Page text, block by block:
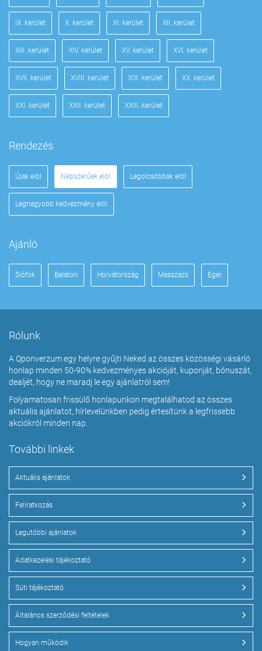
IX. kerület X. kerület XI. kerület XII. kerület
XIII. kerület XIV. kerület XV. kerület XVI. kerület
XVII. kerület XVIII. kerület XIX. kerület XX. kerület
XXI. kerület XXII. kerület XXIII. kerület
Rendezés
Újak elöl Népszerűek elöl Legolcsóbbak elöl
Legnagyobb kedvezmény elöl
Ajánló
Siófok Balaton Horvátország Masszázs Eger
Rólunk
A Qponverzum egy helyre gyűjti Neked az összes közösségi vásárló
honlap minden 50-90% kedvezményes akcióját, kuponját, bónuszát,
dealjét, hogy ne maradj le egy ajánlatról sem!
Folyamatosan frissülő honlapunkon megtalálhatod az összes
aktuális ajánlatot, hírlevelünkben pedig értesítünk a legfrissebb
akciókról minden nap.
További linkek
Aktuális ajánlatok
Feliratkozás
Legutóbbi ajánlatok
Adatkezelési tájékoztató
Süti tájékoztató
Általános szerződési feltételek
Hogyan működik